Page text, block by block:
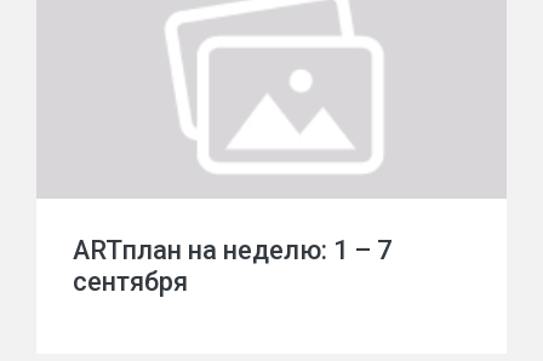
ARTплан на неделю: 1 – 7
сентября